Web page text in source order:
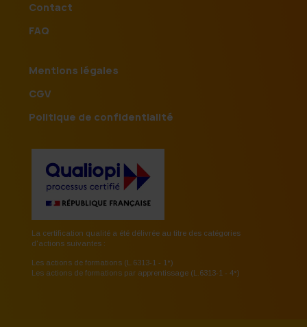
Contact
FAQ
Mentions légales
CGV
Politique de confidentialité
La certification qualité a été délivrée au titre des catégories
d'actions suivantes :
Les actions de formations (L.6313-1 - 1°)
Les actions de formations par apprentissage (L.6313-1 - 4°)